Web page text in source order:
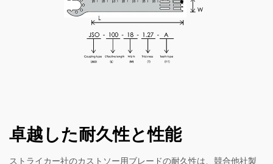
卓越した耐久性と性能
ストライカー社のカストソー用ブレードの耐久性は、競合他社製